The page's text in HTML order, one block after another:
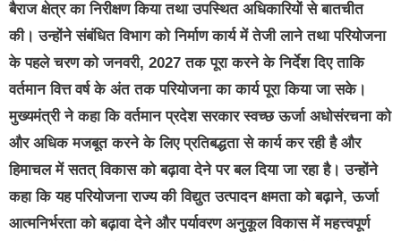
बैराज क्षेत्र का निरीक्षण किया तथा उपस्थित अधिकारियों से बातचीत
की। उन्होंने संबंधित विभाग को निर्माण कार्य में तेजी लाने तथा परियोजना
के पहले चरण को जनवरी, 2027 तक पूरा करने के निर्देश दिए ताकि
वर्तमान वित्त वर्ष के अंत तक परियोजना का कार्य पूरा किया जा सके।
मुख्यमंत्री ने कहा कि वर्तमान प्रदेश सरकार स्वच्छ ऊर्जा अधोसंरचना को
और अधिक मजबूत करने के लिए प्रतिबद्धता से कार्य कर रही है और
हिमाचल में सतत् विकास को बढ़ावा देने पर बल दिया जा रहा है। उन्होंने
कहा कि यह परियोजना राज्य की विद्युत उत्पादन क्षमता को बढ़ाने, ऊर्जा
आत्मनिर्भरता को बढ़ावा देने और पर्यावरण अनुकूल विकास में महत्त्वपूर्ण